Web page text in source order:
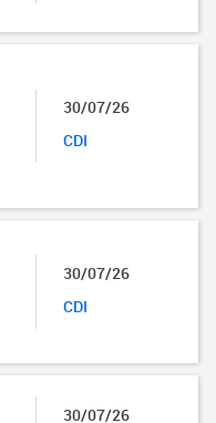
30/07/26
CDI
30/07/26
CDI
30/07/26